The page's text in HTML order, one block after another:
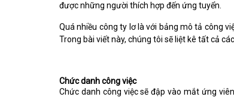
được những người thích hợp đến ứng tuyển.
Quá nhiều công ty lơ là với bảng mô tả công
Trong bài viết này, chúng tôi sẽ liệt kê tất cả
Chức danh công việc
Chức danh công việc sẽ đập vào mắt ứng